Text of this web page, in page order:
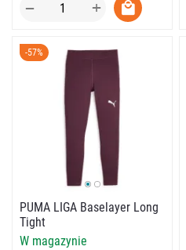
+
−
-57%
PUMA LIGA Baselayer Long
Tight
W magazynie